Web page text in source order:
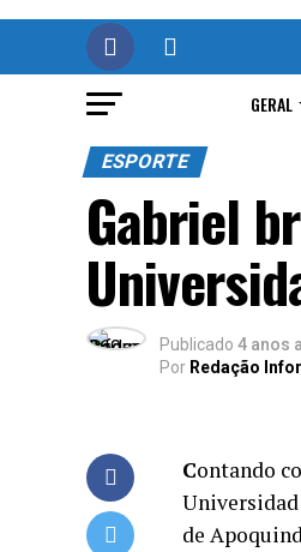
GERAL
ESPORTE
Gabriel
Publicado 4 anos
Por Redação
Contando
de